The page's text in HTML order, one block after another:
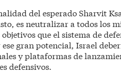
del esperado Sharvit
es neutralizar a todos los
que el sistema de
ese gran potencial, Israel
y plataformas de
defensivos.